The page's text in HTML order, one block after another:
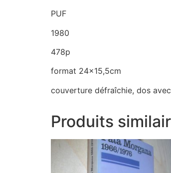
PUF
1980
478p
format 24×15,5cm
couverture défraîchie, dos
Produits